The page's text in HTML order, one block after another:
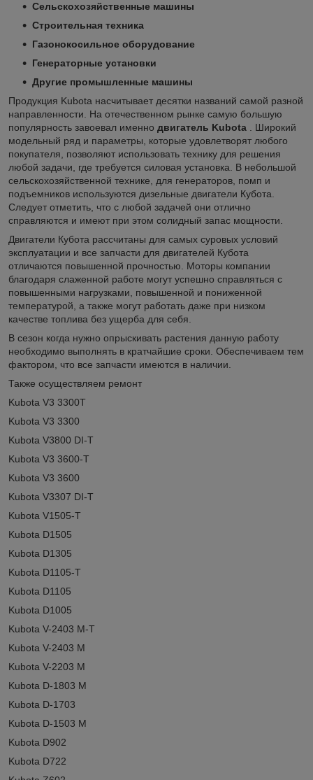
Сельскохозяйственные машины
Строительная техника
Газонокосильное оборудование
Генераторные установки
Другие промышленные машины
Продукция Kubota насчитывает десятки названий самой разной
направленности. На отечественном рынке самую большую
популярность завоевал именно двигатель Kubota . Широкий
модельный ряд и параметры, которые удовлетворят любого
покупателя, позволяют использовать технику для решения
любой задачи, где требуется силовая установка. В небольшой
сельскохозяйственной технике, для генераторов, помп и
подъемников используются дизельные двигатели Кубота.
Следует отметить, что с любой задачей они отлично
справляются и имеют при этом солидный запас мощности.
Двигатели Кубота рассчитаны для самых суровых условий
эксплуатации и все запчасти для двигателей Кубота
отличаются повышенной прочностью. Моторы компании
благодаря слаженной работе могут успешно справляться с
повышенными нагрузками, повышенной и пониженной
температурой, а также могут работать даже при низком
качестве топлива без ущерба для себя.
В сезон когда нужно опрыскивать растения данную работу
необходимо выполнять в кратчайшие сроки. Обеспечиваем тем
фактором, что все запчасти имеютcя в наличии.
Также осуществляем ремонт
Kubota V3 3300T
Kubota V3 3300
Kubota V3800 DI-T
Kubota V3 3600-T
Kubota V3 3600
Kubota V3307 DI-T
Kubota V1505-T
Kubota D1505
Kubota D1305
Kubota D1105-T
Kubota D1105
Kubota D1005
Kubota V-2403 M-T
Kubota V-2403 M
Kubota V-2203 M
Kubota D-1803 M
Kubota D-1703
Kubota D-1503 M
Kubota D902
Kubota D722